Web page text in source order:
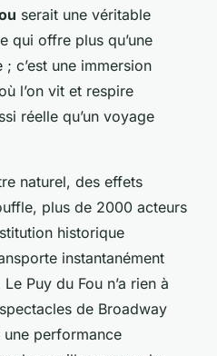
serait une véritable
qui offre plus qu’une
c’est une immersion
l’on vit et respire
réelle qu’un voyage
naturel, des effets
plus de 2000 acteurs
historique
instantanément
Puy du Fou n’a rien à
de Broadway
une performance